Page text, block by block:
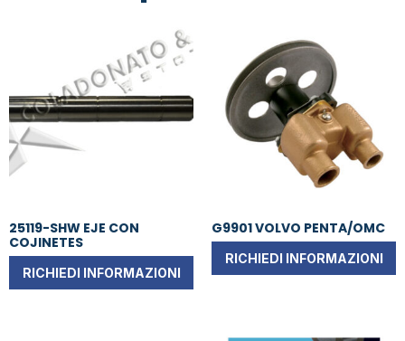
25119-SHW EJE CON
COJINETES
RICHIEDI INFORMAZIONI
G9901 VOLVO PENTA/OMC
RICHIEDI INFORMAZIONI